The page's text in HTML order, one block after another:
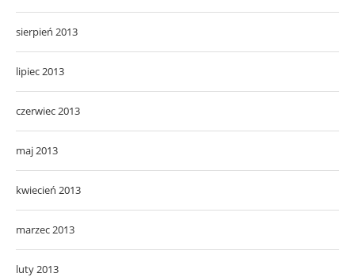
sierpień 2013
lipiec 2013
czerwiec 2013
maj 2013
kwiecień 2013
marzec 2013
luty 2013